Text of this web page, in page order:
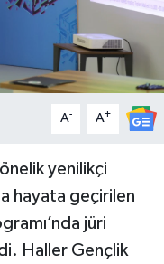
A- A+
yenilikçi
hayata geçirilen
jüri
Haller Gençlik